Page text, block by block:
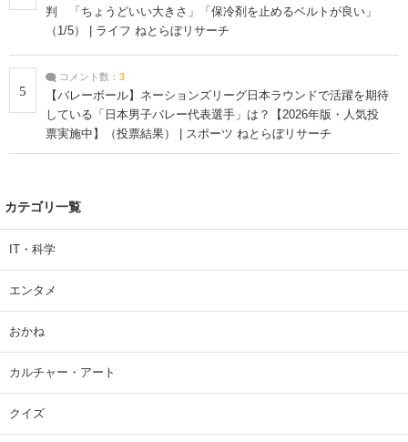
判 「ちょうどいい大きさ」「保冷剤を止めるベルトが良い」
（1/5） | ライフ ねとらぼリサーチ
5
コメント数： 3
【バレーボール】ネーションズリーグ日本ラウンドで活躍を期待
している「日本男子バレー代表選手」は？【2026年版・人気投
票実施中】（投票結果） | スポーツ ねとらぼリサーチ
カテゴリ一覧
IT・科学
エンタメ
おかね
カルチャー・アート
クイズ